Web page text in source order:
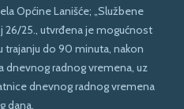
Općine Lanišće; „Službene
26/25., utvrđena je mogućnost
trajanju do 90 minuta, nakon
dnevnog radnog vremena, uz
dnevnog radnog vremena
dana.